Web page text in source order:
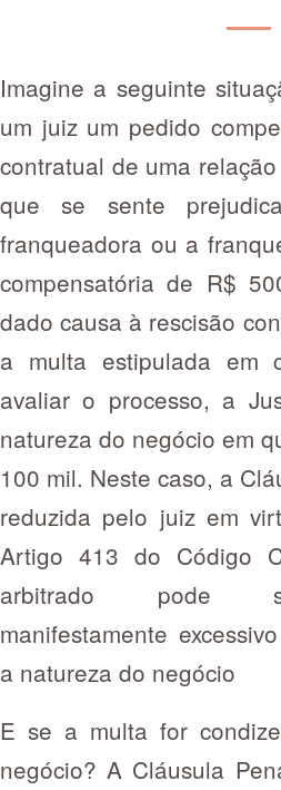
Imagine a seguinte
um juiz um pedido
contratual de uma
que se sente
franqueadora ou a
compensatória de R$
dado causa à rescisão
a multa estipulada em
avaliar o processo, a
natureza do negócio em
100 mil. Neste caso, a
reduzida pelo juiz em
Artigo 413 do Código
arbitrado pode
manifestamente
a natureza do negócio
E se a multa for
negócio? A Cláusula